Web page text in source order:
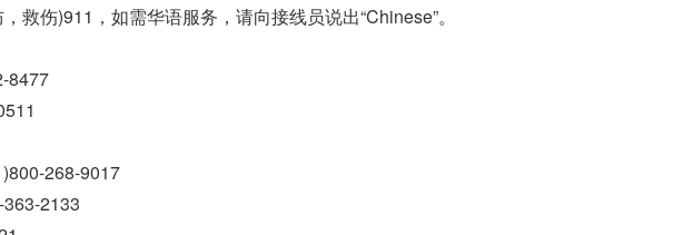
救伤)911，如需华语服务，请向接线员说出“Chinese”。
8477
268-9017
2133